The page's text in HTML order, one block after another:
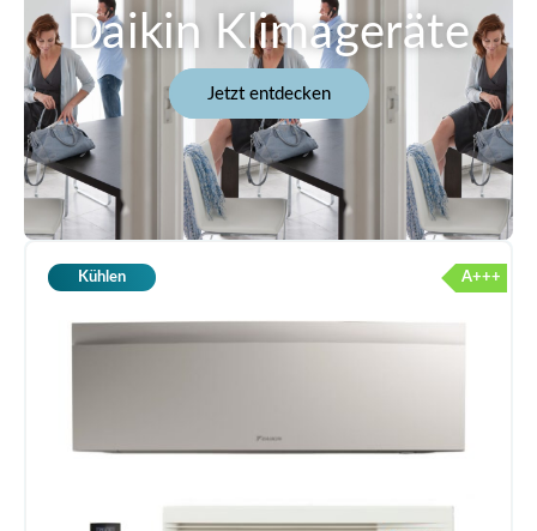
Daikin Klimageräte
Jetzt entdecken
Kühlen A+++